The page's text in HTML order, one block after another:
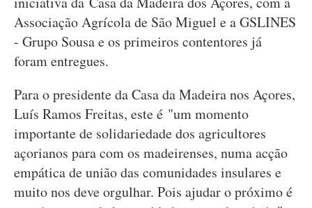
Associação Agrícola de São Miguel e a GSLINES
- Grupo Sousa e os primeiros contentores já
foram entregues.
Para o presidente da Casa da Madeira nos Açores,
Luís Ramos Freitas, este é "um momento
importante de solidariedade dos agricultores
açorianos para com os madeirenses, numa acção
empática de união das comunidades insulares e
muito nos deve orgulhar. Pois ajudar o próximo é